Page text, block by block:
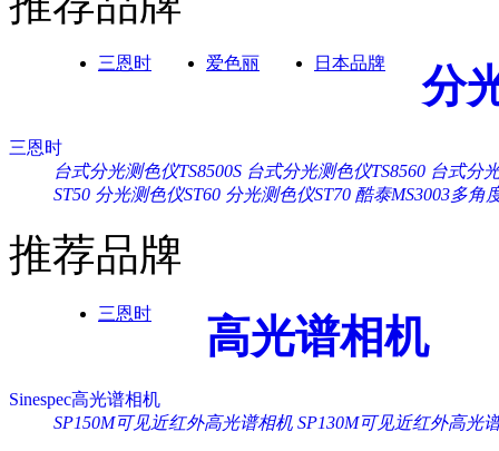
三恩时 爱色丽 日本品牌 分
三恩时
台式分光测色仪TS8500S 台式分光测色仪TS8560 台式分
ST50 分光测色仪ST60 分光测色仪ST70 酷泰MS3003多角
推荐品牌
三恩时 高光谱相机
Sinespec高光谱相机
SP150M可见近红外高光谱相机 SP130M可见近红外高光